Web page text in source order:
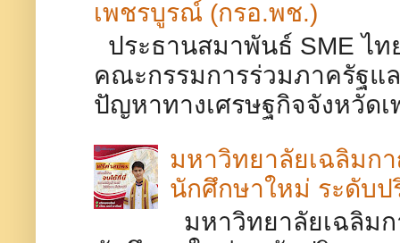
เพชรบูรณ์ (กรอ.พช.)
ประธานสมาพันธ์ SME ไ
คณะกรรมการร่วมภาครัฐแ
ปัญหาทางเศรษฐกิจจังหวัด
มหาวิทยาลัยเฉลิมก
นักศึกษาใหม่ ระดับ
มหาวิทยาลัยเฉลิม